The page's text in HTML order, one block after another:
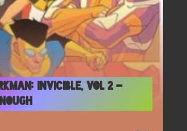
Invicible, vol 2 –